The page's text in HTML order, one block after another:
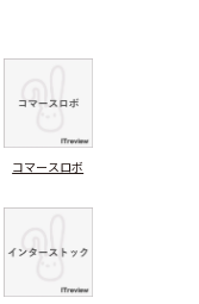
コマースロボ